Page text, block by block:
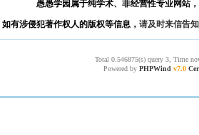
愚愚学园属于纯学术、非经营性专业网站
如有涉侵犯著作权人的版权等信息， 请及时来信告知
Total 0.546875(s) query 3, Time
Powered by PHPWind v7.0